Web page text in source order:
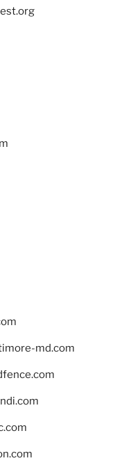
md.com